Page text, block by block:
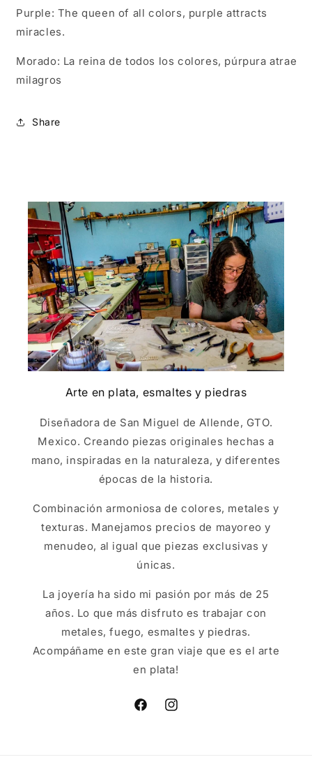
Purple: The queen of all colors, purple attracts
miracles.
Morado: La reina de todos los colores, púrpura atrae
milagros
Share
Arte en plata, esmaltes y piedras
Diseñadora de San Miguel de Allende, GTO.
Mexico. Creando piezas originales hechas a
mano, inspiradas en la naturaleza, y diferentes
épocas de la historia.
Combinación armoniosa de colores, metales y
texturas. Manejamos precios de mayoreo y
menudeo, al igual que piezas exclusivas y
únicas.
La joyería ha sido mi pasión por más de 25
años. Lo que más disfruto es trabajar con
metales, fuego, esmaltes y piedras.
Acompáñame en este gran viaje que es el arte
en plata!
FacebookInstagram